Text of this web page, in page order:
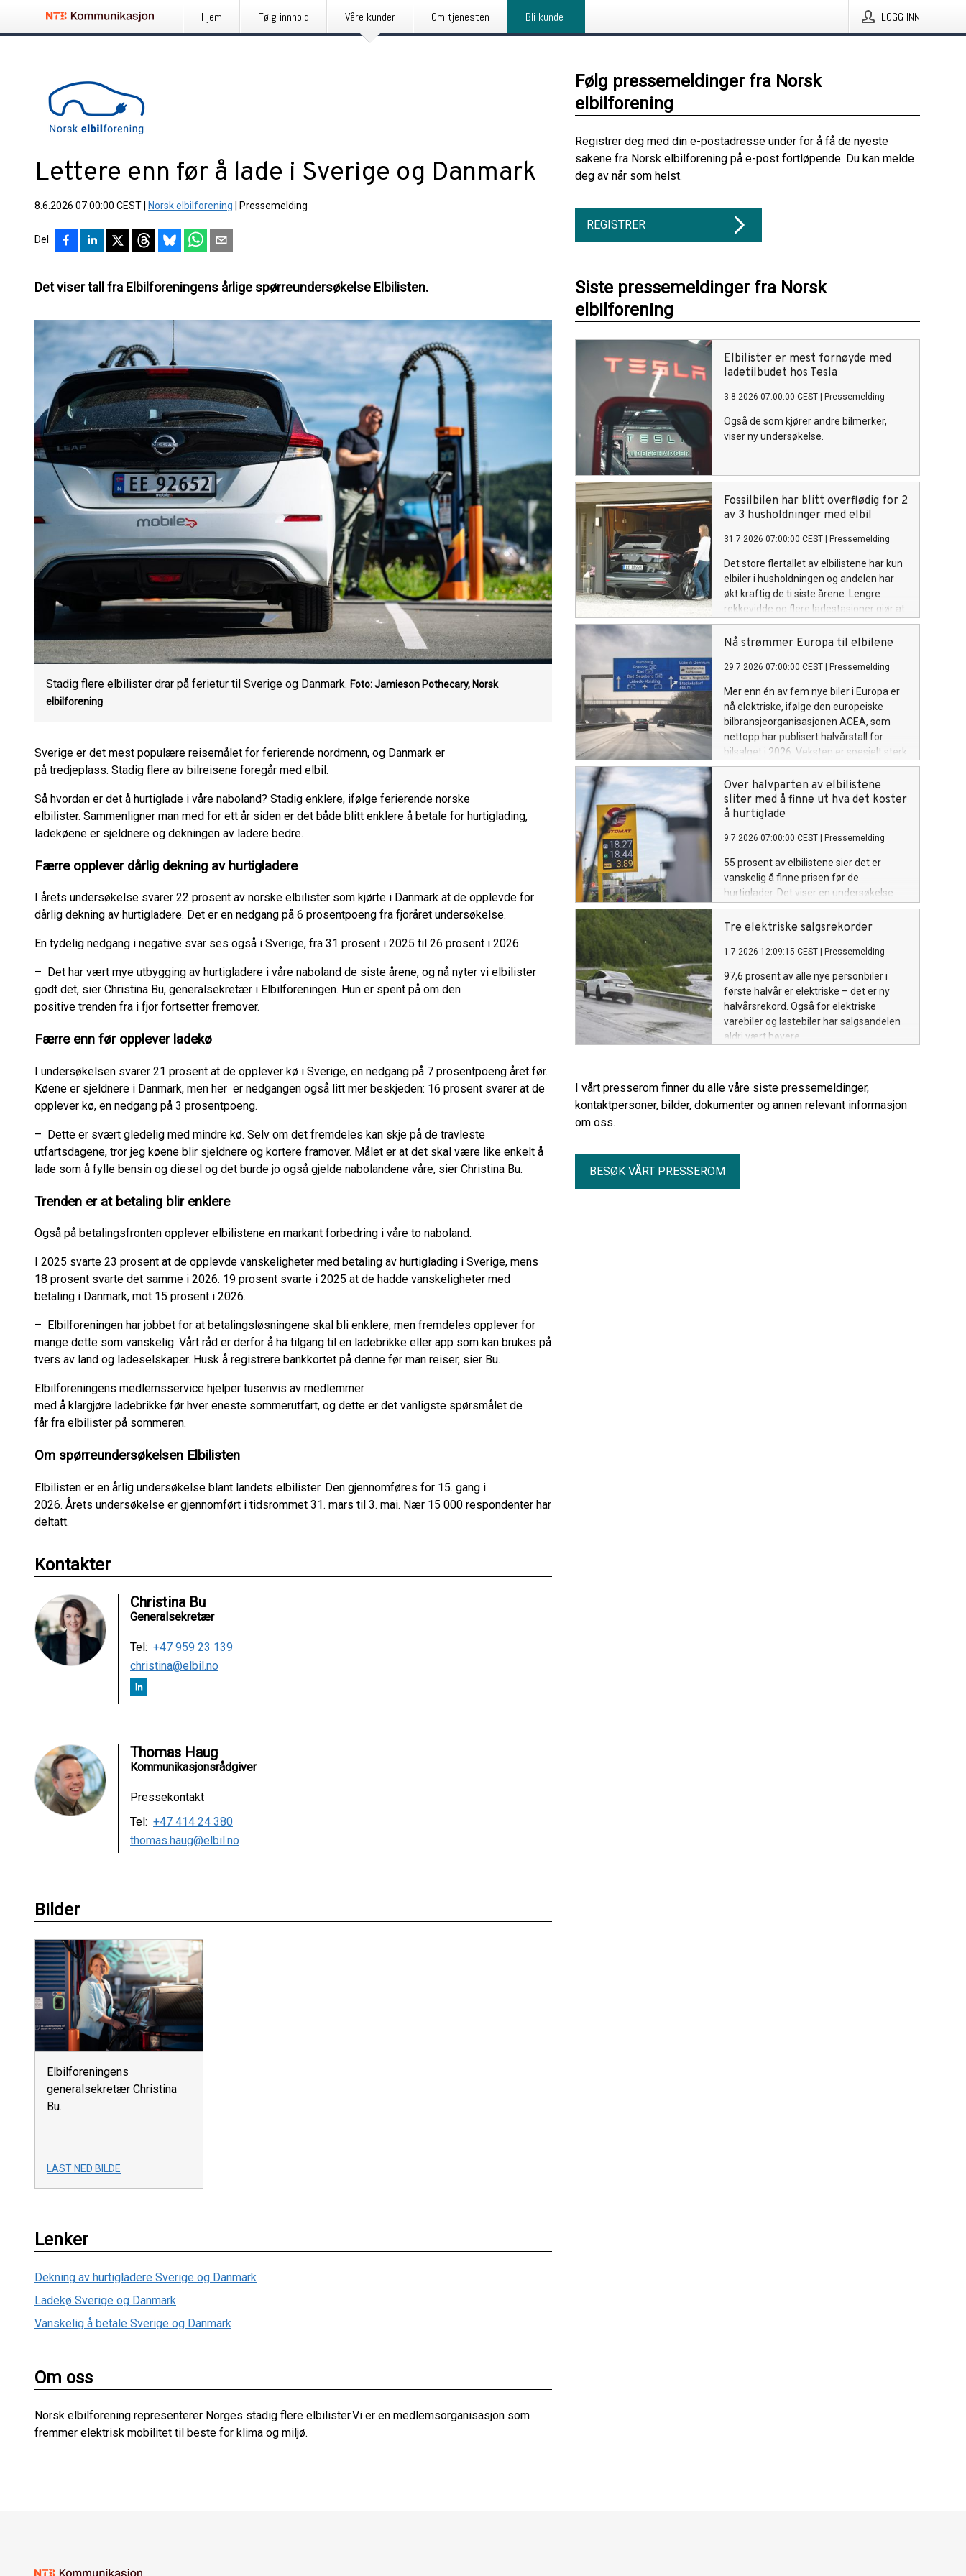
Hjem Følg innhold Våre kunder Om tjenesten Bli kunde LOGG INN
Lettere enn før å lade i Sverige og Danmark
8.6.2026 07:00:00 CEST Norsk elbilforening Pressemelding
Del
Det viser tall fra Elbilforeningens årlige spørreundersøkelse Elbilisten.
Stadig flere elbilister drar på ferietur til Sverige og Danmark. Foto: Jamieson Pothecary, Norsk
elbilforening
Sverige er det mest populære reisemålet for ferierende nordmenn, og Danmark er
på tredjeplass. Stadig flere av bilreisene foregår med elbil.
Så hvordan er det å hurtiglade i våre naboland? Stadig enklere, ifølge ferierende norske
elbilister. Sammenligner man med for ett år siden er det både blitt enklere å betale for hurtiglading,
ladekøene er sjeldnere og dekningen av ladere bedre.
Færre opplever dårlig dekning av hurtigladere
I årets undersøkelse svarer 22 prosent av norske elbilister som kjørte i Danmark at de opplevde for
dårlig dekning av hurtigladere. Det er en nedgang på 6 prosentpoeng fra fjoråret undersøkelse.
En tydelig nedgang i negative svar ses også i Sverige, fra 31 prosent i 2025 til 26 prosent i 2026.
– Det har vært mye utbygging av hurtigladere i våre naboland de siste årene, og nå nyter vi elbilister
godt det, sier Christina Bu, generalsekretær i Elbilforeningen. Hun er spent på om den
positive trenden fra i fjor fortsetter fremover.
Færre enn før opplever ladekø
I undersøkelsen svarer 21 prosent at de opplever kø i Sverige, en nedgang på 7 prosentpoeng året før.
Køene er sjeldnere i Danmark, men her er nedgangen også litt mer beskjeden: 16 prosent svarer at de
opplever kø, en nedgang på 3 prosentpoeng.
– Dette er svært gledelig med mindre kø. Selv om det fremdeles kan skje på de travleste
utfartsdagene, tror jeg køene blir sjeldnere og kortere framover. Målet er at det skal være like enkelt å
lade som å fylle bensin og diesel og det burde jo også gjelde nabolandene våre, sier Christina Bu.
Trenden er at betaling blir enklere
Også på betalingsfronten opplever elbilistene en markant forbedring i våre to naboland.
I 2025 svarte 23 prosent at de opplevde vanskeligheter med betaling av hurtiglading i Sverige, mens
18 prosent svarte det samme i 2026. 19 prosent svarte i 2025 at de hadde vanskeligheter med
betaling i Danmark, mot 15 prosent i 2026.
– Elbilforeningen har jobbet for at betalingsløsningene skal bli enklere, men fremdeles opplever for
mange dette som vanskelig. Vårt råd er derfor å ha tilgang til en ladebrikke eller app som kan brukes på
tvers av land og ladeselskaper. Husk å registrere bankkortet på denne før man reiser, sier Bu.
Elbilforeningens medlemsservice hjelper tusenvis av medlemmer
med å klargjøre ladebrikke før hver eneste sommerutfart, og dette er det vanligste spørsmålet de
får fra elbilister på sommeren.
Om spørreundersøkelsen Elbilisten
Elbilisten er en årlig undersøkelse blant landets elbilister. Den gjennomføres for 15. gang i
2026. Årets undersøkelse er gjennomført i tidsrommet 31. mars til 3. mai. Nær 15 000 respondenter har
deltatt.
Kontakter
Christina Bu
Generalsekretær
Tel: +47 959 23 139
christina@elbil.no
Thomas Haug
Kommunikasjonsrådgiver
Pressekontakt
Tel: +47 414 24 380
thomas.haug@elbil.no
Bilder
Elbilforeningens
generalsekretær Christina
Bu.
LAST NED BILDE
Lenker
Dekning av hurtigladere Sverige og Danmark
Ladekø Sverige og Danmark
Vanskelig å betale Sverige og Danmark
Om oss
Norsk elbilforening representerer Norges stadig flere elbilister.Vi er en medlemsorganisasjon som
fremmer elektrisk mobilitet til beste for klima og miljø.
Følg pressemeldinger fra Norsk
elbilforening
Registrer deg med din e-postadresse under for å få de nyeste
sakene fra Norsk elbilforening på e-post fortløpende. Du kan melde
deg av når som helst.
REGISTRER
Siste pressemeldinger fra Norsk
elbilforening
Elbilister er mest fornøyde med
ladetilbudet hos Tesla
3.8.2026 07:00:00 CEST Pressemelding
Også de som kjører andre bilmerker,
viser ny undersøkelse.
Fossilbilen har blitt overflødig for 2
av 3 husholdninger med elbil
31.7.2026 07:00:00 CEST Pressemelding
Det store flertallet av elbilistene har kun
elbiler i husholdningen og andelen har
økt kraftig de ti siste årene. Lengre
rekkevidde og flere ladestasjoner gjør at
folk ikke lenger har behov for fossilbiler.
Nå strømmer Europa til elbilene
29.7.2026 07:00:00 CEST Pressemelding
Mer enn én av fem nye biler i Europa er
nå elektriske, ifølge den europeiske
bilbransjeorganisasjonen ACEA, som
nettopp har publisert halvårstall for
bilsalget i 2026. Veksten er spesielt sterk
i Tyskland og Frankrike.
Over halvparten av elbilistene
sliter med å finne ut hva det koster
å hurtiglade
9.7.2026 07:00:00 CEST Pressemelding
55 prosent av elbilistene sier det er
vanskelig å finne prisen før de
hurtiglader. Det viser en undersøkelse
fra Elbilforeningen. Samtidig er det en
klar forbedring fra 2024, da 74 prosent
Tre elektriske salgsrekorder
1.7.2026 12:09:15 CEST Pressemelding
97,6 prosent av alle nye personbiler i
første halvår er elektriske – det er ny
halvårsrekord. Også for elektriske
varebiler og lastebiler har salgsandelen
aldri vært høyere.
I vårt presserom finner du alle våre siste pressemeldinger,
kontaktpersoner, bilder, dokumenter og annen relevant informasjon
om oss.
BESØK VÅRT PRESSEROM